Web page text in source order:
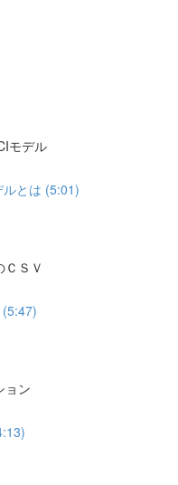
モデル
とは (5:01)
ＳＶ
ョン